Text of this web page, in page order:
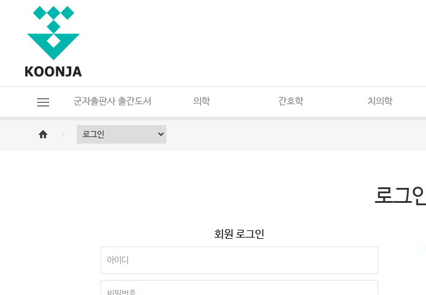
군자출판사 출간도서 의학 간호학 치의학
로그
회원 로그인